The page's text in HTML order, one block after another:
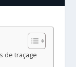
de traçage